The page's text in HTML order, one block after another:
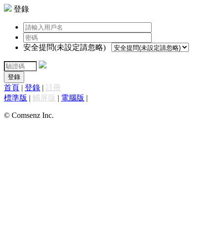
登錄
安全提問(未設定請忽略)
登錄
首頁 | 登錄 | 註冊
標準版 | 觸屏版 | 電腦版 |
© Comsenz Inc.